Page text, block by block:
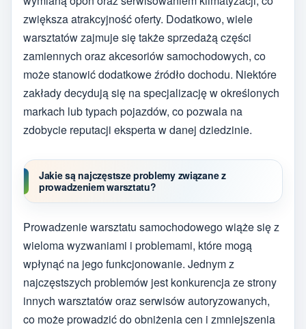
zwiększa atrakcyjność oferty. Dodatkowo, wiele
warsztatów zajmuje się także sprzedażą części
zamiennych oraz akcesoriów samochodowych, co
może stanowić dodatkowe źródło dochodu. Niektóre
zakłady decydują się na specjalizację w określonych
markach lub typach pojazdów, co pozwala na
zdobycie reputacji eksperta w danej dziedzinie.
Jakie są najczęstsze problemy związane z
prowadzeniem warsztatu?
Prowadzenie warsztatu samochodowego wiąże się z
wieloma wyzwaniami i problemami, które mogą
wpłynąć na jego funkcjonowanie. Jednym z
najczęstszych problemów jest konkurencja ze strony
innych warsztatów oraz serwisów autoryzowanych,
co może prowadzić do obniżenia cen i zmniejszenia